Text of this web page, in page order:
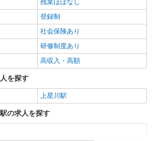
い/週払い/月払い対応も可能です。詳しくは面談
にご相談ください。 ◆交通費：別途全額支給 ※
規定あり
駅」 ★その他、近隣に多数勤務地あり
詳細を見る
給24万円〜】残業少なめ☆住宅型有料の
ートスタッフ♪
【正社員】月給240,000〜400,000円 ・基本
：200,000円〜220,000円 ・資格手当：10,000〜
円 ・役職手当：10,000〜70,000円 ・処遇改
当：20,000〜60,000円（勤続年数、保有資格
横浜市保土ヶ谷区
残業ほぼなし
登録制
社会保険あり
研修制度あり
高収入・高額
を探す
上星川駅
の求人を探す